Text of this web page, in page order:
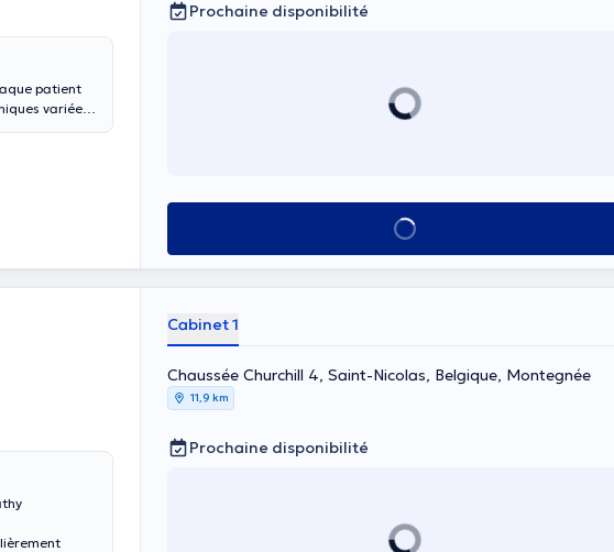
patient
variées,
Prochaine disponibilité
Voir tout
Cabinet 1
Chaussée Churchill 4, Saint-Nicolas, Belgique, Montegnée
11,9 km
Prochaine disponibilité